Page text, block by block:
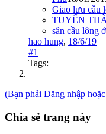
Giao lưu cầu
TUYỂN
sân cầu lông
hao hung, 18/6/19
#1
Tags:
(Bạn phải Đăng nhập
Chia sẻ trang này